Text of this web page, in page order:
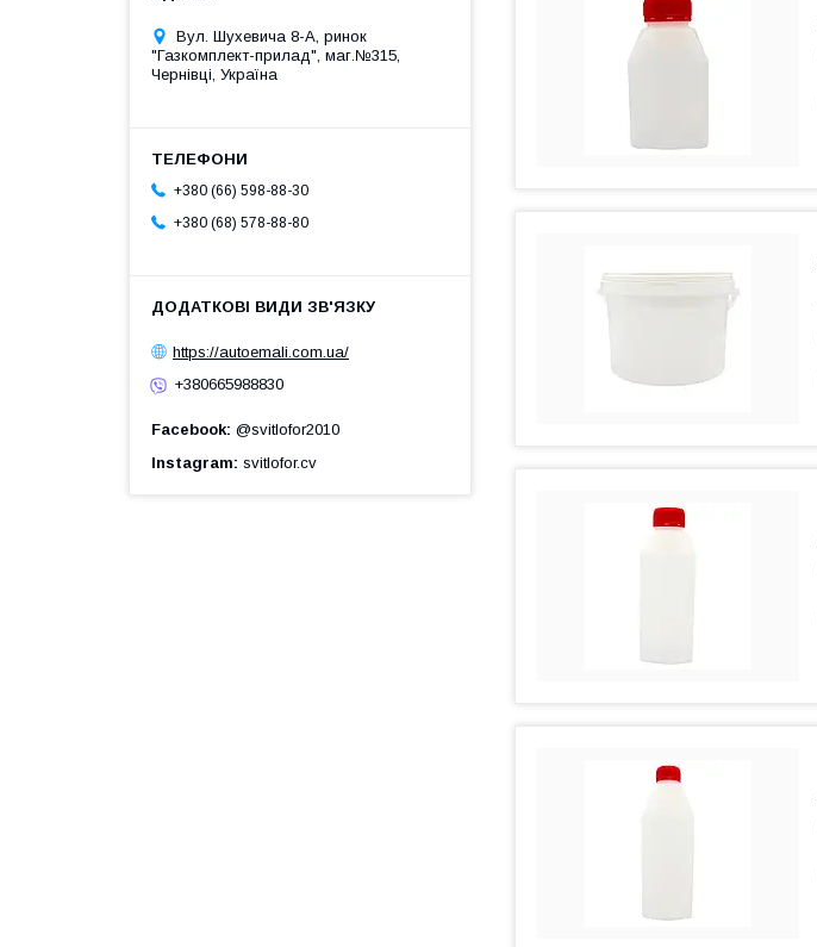
Вул. Шухевича 8-А, ринок
"Газкомплект-прилад", маг.№315,
Чернівці, Україна
+380 (66) 598-88-30
+380 (68) 578-88-80
https://autoemali.com.ua/
+380665988830
Facebook @svitlofor2010
Instagram svitlofor.cv